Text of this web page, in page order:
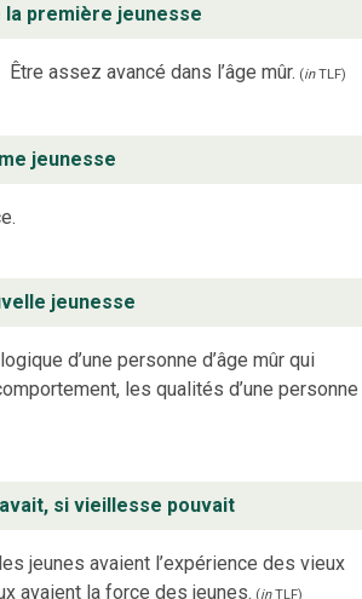
la première jeunesse
Être assez avancé dans l’âge mûr. (inTLF)
jeunesse
jeunesse
d’une personne d’âge mûr qui
les qualités d’une personne
si vieillesse pouvait
jeunes avaient l’expérience des vieux
avaient la force des jeunes. (inTLF)